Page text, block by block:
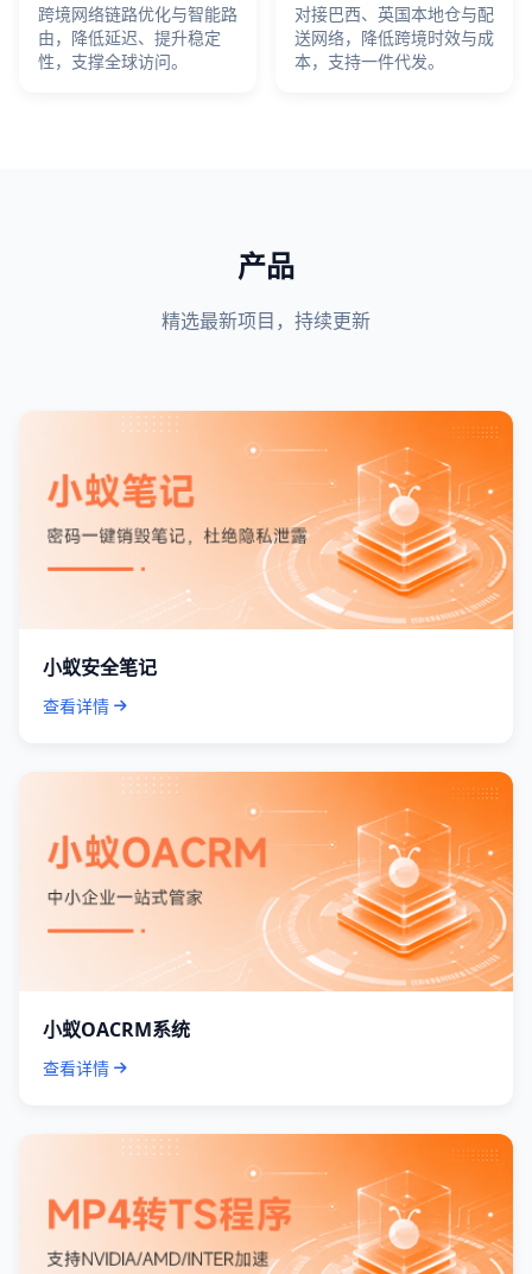
跨境网络链路优化与智能路
由，降低延迟、提升稳定
性，支撑全球访问。
对接巴西、英国本地仓与配
送网络，降低跨境时效与成
本，支持一件代发。
产品
精选最新项目，持续更新
小蚁安全笔记
查看详情
小蚁OACRM系统
查看详情